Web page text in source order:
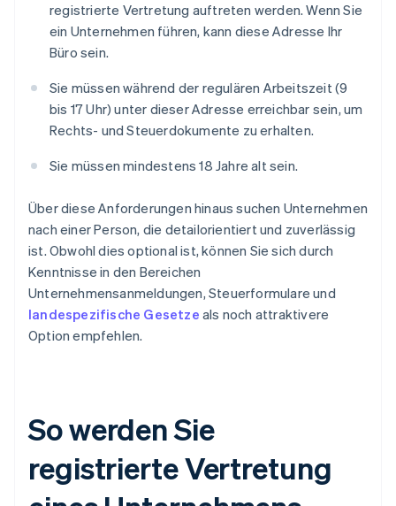
registrierte Vertretung auftreten werden. Wenn Sie
ein Unternehmen führen, kann diese Adresse Ihr
Büro sein.
Sie müssen während der regulären Arbeitszeit (9
bis 17 Uhr) unter dieser Adresse erreichbar sein, um
Rechts- und Steuerdokumente zu erhalten.
Sie müssen mindestens 18 Jahre alt sein.
Über diese Anforderungen hinaus suchen Unternehmen
nach einer Person, die detailorientiert und zuverlässig
ist. Obwohl dies optional ist, können Sie sich durch
Kenntnisse in den Bereichen
Unternehmensanmeldungen, Steuerformulare und
landespezifische Gesetze als noch attraktivere
Option empfehlen.
So werden Sie
registrierte Vertretung